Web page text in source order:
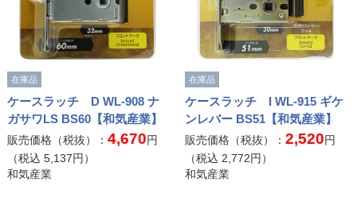
在庫品
ケースラッチ D WL-908 ナ
ガサワLS BS60【和気産業】
販売価格（税抜）： 4,670円
（税込 5,137円）
和気産業
在庫品
ケースラッチ I WL-915 ギケ
ンレバー BS51【和気産業】
販売価格（税抜）：2,520円
（税込 2,772円）
和気産業